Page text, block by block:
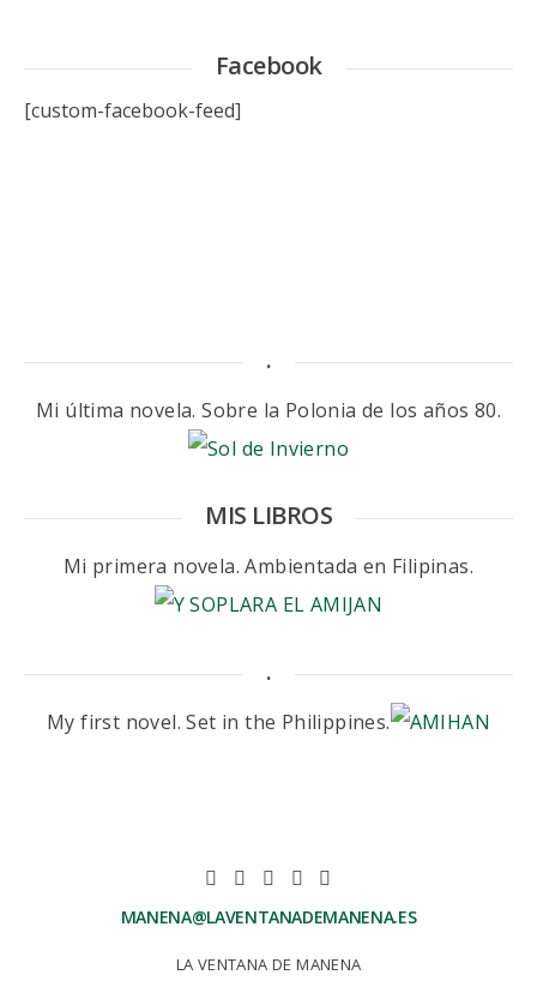
Facebook
[custom-facebook-feed]
.
Mi última novela. Sobre la Polonia de los años 80.
MIS LIBROS
Mi primera novela. Ambientada en Filipinas.
.
My first novel. Set in the Philippines.
MANENA@LAVENTANADEMANENA.ES
LA VENTANA DE MANENA